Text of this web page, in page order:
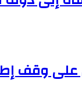
على وقف